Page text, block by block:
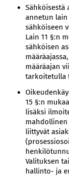
Sähköisestä
annetun lain
sähköiseen
Lain 11 §:n
sähköisen
määräajan
tarkoitetulla
15 §:n
lisäksi
liittyvät
Valituksen
hallinto- ja